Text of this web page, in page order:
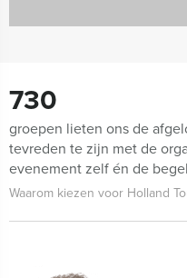
730
groepen lieten ons de
tevreden te zijn met de
evenement zelf én de
Waarom kiezen voor Holland